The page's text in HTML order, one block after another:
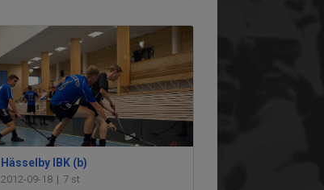
Hässelby IBK (b)
2012-09-18 | 7 st